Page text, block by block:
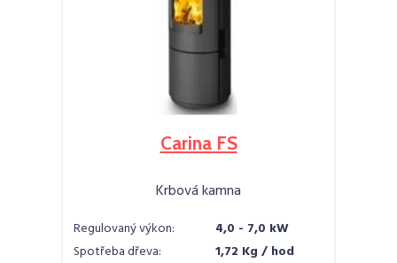
Carina FS
Krbová kamna
Regulovaný výkon:
4,0 - 7,0 kW
Spotřeba dřeva:
1,72 Kg / hod